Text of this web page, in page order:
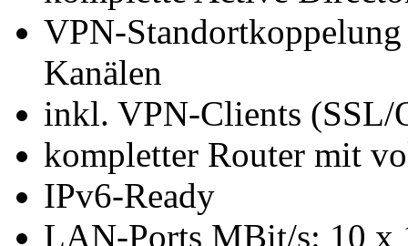
VPN-
Kanälen
inkl. VPN-Clients (SSL/
kompletter Router mit
IPv6-Ready
LAN-Ports MBit/s: 10 x